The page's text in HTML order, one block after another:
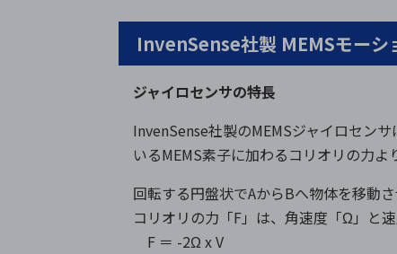
InvenSense社製 MEMSモーシ
ジャイロセンサの特長
InvenSense社製のMEMSジャイロセン
いるMEMS素子に加わるコリオリの力よ
回転する円盤状でAからBへ物体を移動
コリオリの力「F」は、角速度「Ω」と
F ＝ -2Ω x V